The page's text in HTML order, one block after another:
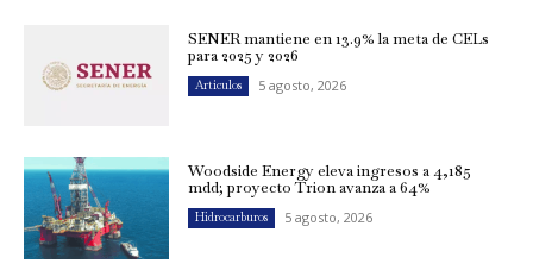
SENER mantiene en 13.9% la meta de CELs
para 2025 y 2026
Artículos 5 agosto, 2026
Woodside Energy eleva ingresos a 4,185
mdd; proyecto Trion avanza a 64%
Hidrocarburos 5 agosto, 2026